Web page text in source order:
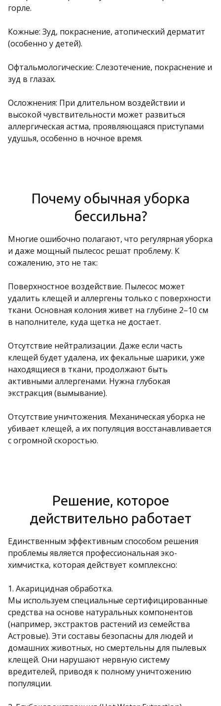
горле.
Кожные: Зуд, покраснение, атопический дерматит
(особенно у детей).
Офтальмологические: Слезотечение, покраснение и
зуд в глазах.
Осложнения: При длительном воздействии и
высокой чувствительности может развиться
аллергическая астма, проявляющаяся приступами
удушья, особенно в ночное время.
Почему обычная уборка
бессильна?
Многие ошибочно полагают, что регулярная уборка
и даже мощный пылесос решат проблему. К
сожалению, это не так:
Поверхностное воздействие. Пылесос может
удалить клещей и аллергены только с поверхности
ткани. Основная колония живет на глубине 2–10 см
в наполнителе, куда щетка не достает.
Отсутствие нейтрализации. Даже если часть
клещей будет удалена, их фекальные шарики, уже
находящиеся в ткани, продолжают быть
активными аллергенами. Нужна глубокая
экстракция (вымывание).
Отсутствие уничтожения. Механическая уборка не
убивает клещей, а их популяция восстанавливается
с огромной скоростью.
Решение, которое
действительно работает
Единственным эффективным способом решения
проблемы является профессиональная эко-
химчистка, которая действует комплексно:
1. Акарицидная обработка.
Мы используем специальные сертифицированные
средства на основе натуральных компонентов
(например, экстрактов растений из семейства
Астровые). Эти составы безопасны для людей и
домашних животных, но смертельны для пылевых
клещей. Они нарушают нервную систему
вредителей, приводя к полному уничтожению
популяции.